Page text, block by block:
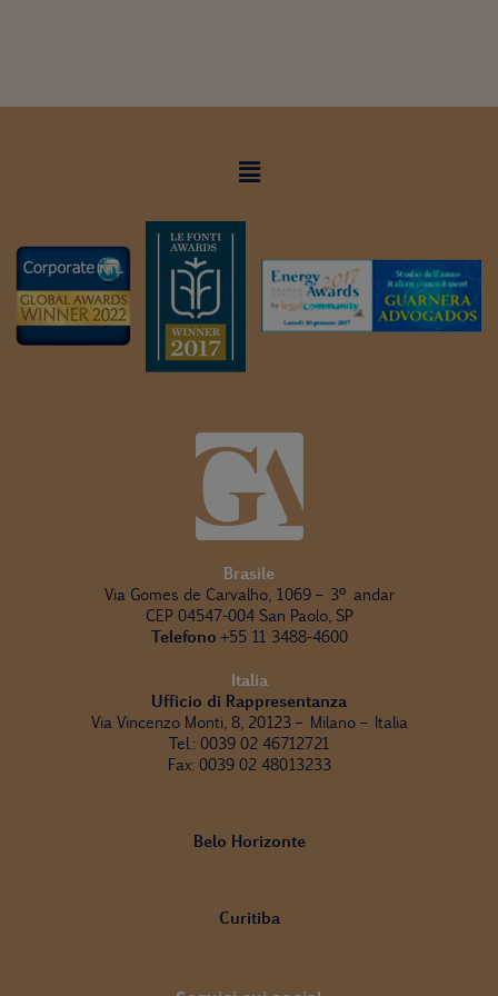
Brasile
Via Gomes de Carvalho, 1069 – 3º andar
CEP 04547-004 San Paolo, SP
Telefono +55 11 3488-4600
Italia
Ufficio di Rappresentanza
Via Vincenzo Monti, 8, 20123 – Milano – Italia
Tel.: 0039 02 46712721
Fax: 0039 02 48013233
Belo Horizonte
Curitiba